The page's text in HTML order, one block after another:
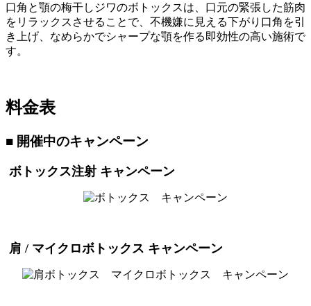
口角と顎の梅干しジワのボトックスは、口元の緊張した筋肉
をリラックスさせることで、不機嫌に見える下がり口角を引
き上げ、なめらかでシャープな顎を作る即効性の高い施術で
す。
料金表
■ 開催中のキャンペーン
ボトックス注射 キャンペーン
肩 / マイクロボトックス キャンペーン